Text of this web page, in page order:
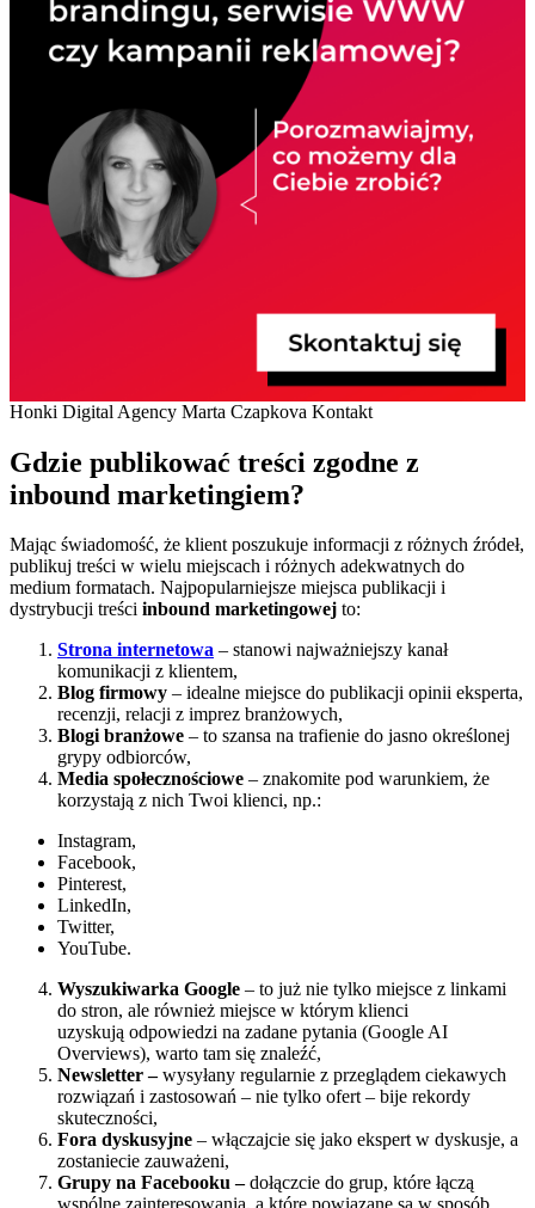
Honki Digital Agency Marta Czapkova Kontakt
Gdzie publikować treści zgodne z
inbound marketingiem?
Mając świadomość, że klient poszukuje informacji z różnych źródeł,
publikuj treści w wielu miejscach i różnych adekwatnych do
medium formatach. Najpopularniejsze miejsca publikacji i
dystrybucji treści inbound marketingowej to:
Strona internetowa – stanowi najważniejszy kanał
komunikacji z klientem,
Blog firmowy – idealne miejsce do publikacji opinii eksperta,
recenzji, relacji z imprez branżowych,
Blogi branżowe – to szansa na trafienie do jasno określonej
grypy odbiorców,
Media społecznościowe – znakomite pod warunkiem, że
korzystają z nich Twoi klienci, np.:
Instagram,
Facebook,
Pinterest,
LinkedIn,
Twitter,
YouTube.
Wyszukiwarka Google – to już nie tylko miejsce z linkami
do stron, ale również miejsce w którym klienci
uzyskują odpowiedzi na zadane pytania (Google AI
Overviews), warto tam się znaleźć,
Newsletter –wysyłany regularnie z przeglądem ciekawych
rozwiązań i zastosowań – nie tylko ofert – bije rekordy
skuteczności,
Fora dyskusyjne – włączajcie się jako ekspert w dyskusje, a
zostaniecie zauważeni,
Grupy na Facebooku –dołączcie do grup, które łączą